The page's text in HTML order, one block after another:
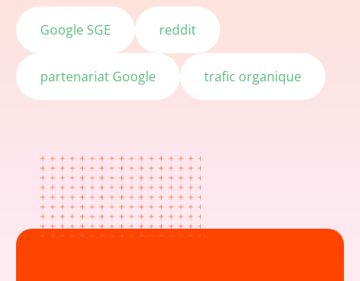
Google SGE reddit
partenariat Google trafic organique